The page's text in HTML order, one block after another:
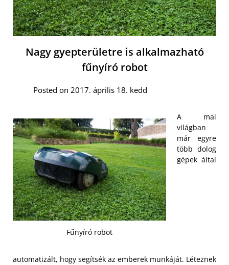
Nagy gyepterületre is alkalmazható
fűnyíró robot
Posted on 2017. április 18. kedd
Fűnyíró robot
A mai
világban
már egyre
több dolog
gépek által
automatizált, hogy segítsék az emberek munkáját. Léteznek